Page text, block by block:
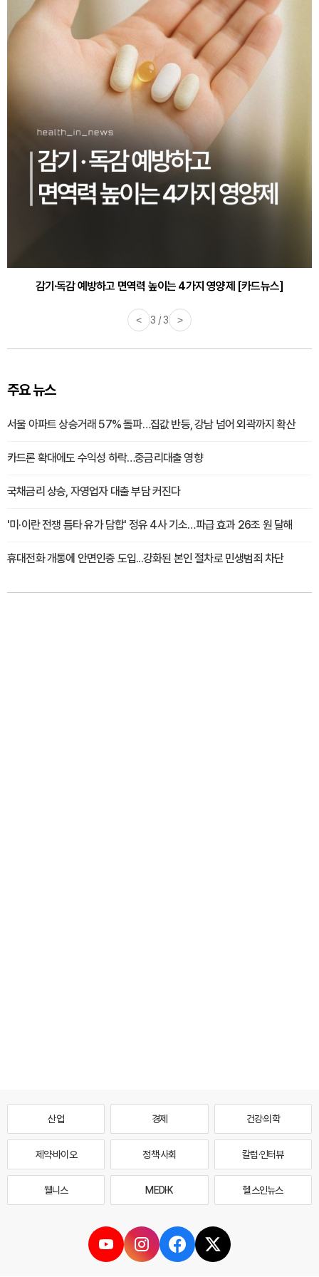
바쁜 아침, 공복에 먹기 좋은 과일 4가지 [카드뉴스]
감기·독감 예방하고 면역력 높이는 4가지 영양제 [카드뉴스]
< 3 / 3 >
주요 뉴스
서울 아파트 상승거래 57% 돌파…집값 반등, 강남 넘어 외곽까지 확산
카드론 확대에도 수익성 하락…중금리대출 영향
국채금리 상승, 자영업자 대출 부담 커진다
'미·이란 전쟁 틈타 유가 담합' 정유 4사 기소…파급 효과 26조 원 달해
휴대전화 개통에 안면인증 도입...강화된 본인 절차로 민생범죄 차단
산업 경제 건강·의학
제약·바이오 정책·사회 칼럼·인터뷰
웰니스 MEDI·K 헬스인뉴스